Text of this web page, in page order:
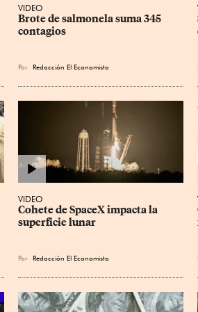
VIDEO
Brote de salmonela suma 345
contagios
Por Redacción El Economista
VIDEO
Cohete de SpaceX impacta la
superficie lunar
Por Redacción El Economista